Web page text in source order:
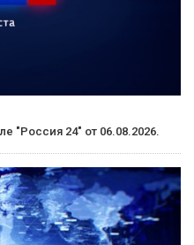
"Россия 24" от 06.08.2026.